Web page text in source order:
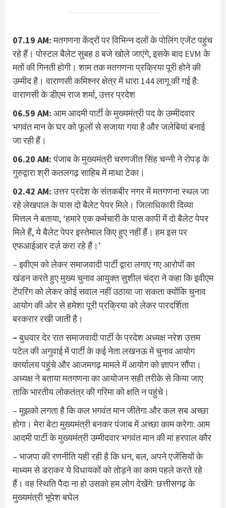
07.19 AM:मतगणना केंद्रों पर विभिन्न दलों के पोलिंग एजेंट पहुंच
रहे हैं। पोस्टल बैलेट सुबह 8 बजे खोले जाएंगे, इसके बाद EVM के
मतों की गिनती होगी। शाम तक मतगणना प्रक्रिया पूरी होने की
उम्मीद है। वाराणसी कमिश्नर क्षेत्र में धारा 144 लागू की गई है:
वाराणसी के डीएम राज शर्मा, उत्तर प्रदेश
06.59 AM: आम आदमी पार्टी के मुख्यमंत्री पद के उम्मीदवार
भगवंत मान के घर को फूलों से सजाया गया है और जलेबियां बनाई
जा रही हैं।
06.20 AM:पंजाब के मुख्यमंत्री चरणजीत सिंह चन्नी ने रोपड़ के
गुरुद्वारा श्री कतलगढ़ साहिब में माथा टेका।
02.42 AM:उत्तर प्रदेश के संतकबीर नगर में मतगणना स्थल जा
रहे लेखपाल के पास दो बैलेट पेपर मिले। जिलाधिकारी दिव्या
मित्तल ने बताया, ‘हमारे एक कर्मचारी के पास कापी में दो बैलेट पेपर
मिले हैं, ये बैलेट पेपर इस्तेमाल किए हुए नहीं हैं। हम इस पर
एफआईआर दर्ज़ करा रहे हैं।’
– इवीएम को लेकर समाजवादी पार्टी द्वारा लगाए गए आरोपों का
खंडन करते हुए मुख्य चुनाव आयुक्त सुशील चंद्रा ने कहा कि इवीएम
टेंपरिंग को लेकर कोई सवाल नहीं उठाया जा सकता क्योंकि चुनाव
आयोग की ओर से हमेशा पूरी प्रक्रिया को लेकर पारदर्शिता
बरकरार रखी जाती है।
–बुधवार देर रात समाजवादी पार्टी के प्रदेश अध्यक्ष नरेश उत्तम
पटेल की अगुवाई में पार्टी के कई नेता लखनऊ में चुनाव आयोग
कार्यालय पहुंचे और आजमगढ़ मामले में आयोग को ज्ञापन सौंपा।
अध्यक्ष ने बताया मतगणना का आयोजन सही तरीके से किया जाए
ताकि भारतीय लोकतंत्र की गरिमा को क्षति न पहुंचे।
– मुझको लगता है कि कल भगवंत मान जीतेगा और कल सब अच्छा
होगा। मेरा बेटा मुख्यमंत्री बनकर पंजाब में अच्छा काम करेगा: आम
आदमी पार्टी के मुख्यमंत्री उम्मीदवार भगवंत मान की मां हरपाल कौर
– भाजपा की रणनीति यही रही है कि धन, बल, अपने एजेंसियों के
माध्यम से डराकर ये विधायकों को तोड़ने का काम पहले करते रहे
हैं। वह स्थिति पैदा ना हो उसको हम लोग देखेंगे: छत्तीसगढ़ के
मुख्यमंत्री भूपेश बघेल